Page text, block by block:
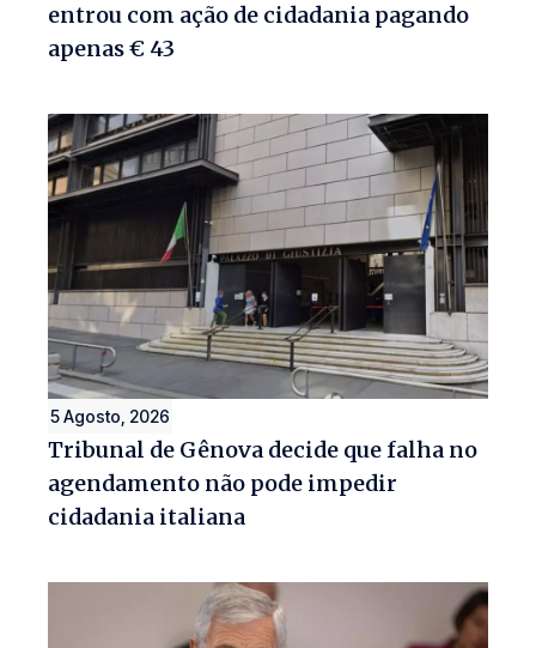
entrou com ação de cidadania pagando
apenas € 43
5 Agosto, 2026
Tribunal de Gênova decide que falha no
agendamento não pode impedir
cidadania italiana